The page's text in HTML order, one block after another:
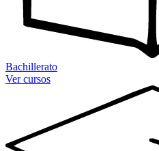
Bachillerato
Ver cursos